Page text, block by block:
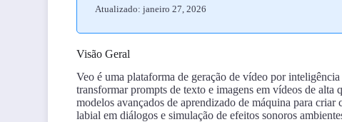
Atualizado: janeiro 27, 2026
Visão Geral
Veo é uma plataforma de geração de vídeo por
transformar prompts de texto e imagens em vídeos de
modelos avançados de aprendizado de máquina para
labial em diálogos e simulação de efeitos sonoros